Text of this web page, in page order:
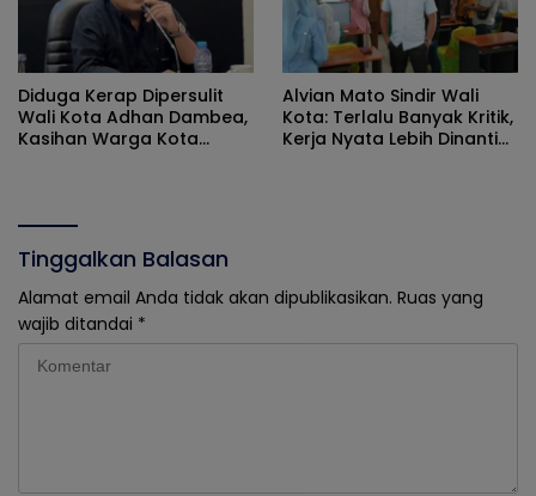
Diduga Kerap Dipersulit
Wali Kota Adhan Dambea,
Kasihan Warga Kota
Alvian Mato Sindir Wali
Kota: Terlalu Banyak Kritik,
Kerja Nyata Lebih Dinanti
Tinggalkan Balasan
Alamat email Anda tidak akan dipublikasikan. Ruas yang
wajib ditandai *